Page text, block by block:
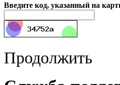
Введите код, указанный на
Продолжить